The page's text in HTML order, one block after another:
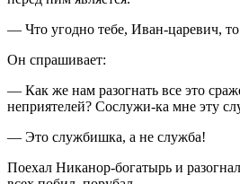
— Что угодно тебе, Иван-царевич, то
Он спрашивает:
— Как же нам разогнать все это
неприятелей? Сослужи-ка мне эту
— Это службишка, а не служба!
Поехал Никанор-богатырь и